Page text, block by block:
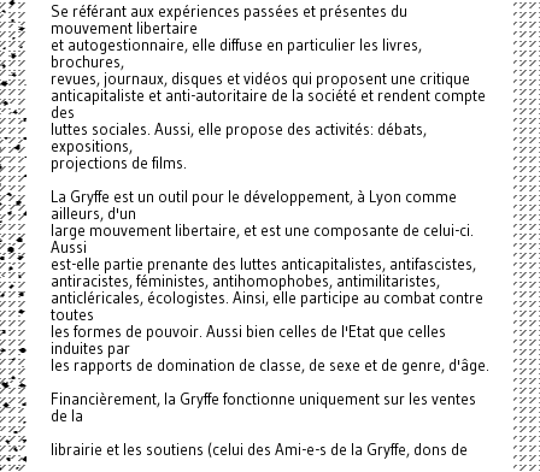
Se référant aux expériences passées et présentes du
mouvement libertaire
et autogestionnaire, elle diffuse en particulier les livres,
brochures,
revues, journaux, disques et vidéos qui proposent une critique
anticapitaliste et anti-autoritaire de la société et rendent compte
des
luttes sociales. Aussi, elle propose des activités: débats,
expositions,
projections de films.
La Gryffe est un outil pour le développement, à Lyon comme
ailleurs, d'un
large mouvement libertaire, et est une composante de celui-ci.
Aussi
est-elle partie prenante des luttes anticapitalistes, antifascistes,
antiracistes, féministes, antihomophobes, antimilitaristes,
anticléricales, écologistes. Ainsi, elle participe au combat contre
toutes
les formes de pouvoir. Aussi bien celles de l'Etat que celles
induites par
les rapports de domination de classe, de sexe et de genre, d'âge.
Financièrement, la Gryffe fonctionne uniquement sur les ventes
de la
librairie et les soutiens (celui des Ami-e-s de la Gryffe, dons de